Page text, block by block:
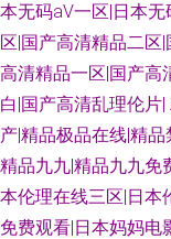
视频 51视屏 狠狠久久
拍 91超碰在线五月 另
狠狠干快播 91蝌蚪tv
欧美另类性交 久久机
本无码aⅤ一区|日本无
区|国产高清精品二区
高清精品一区|国产高
白|国产高清乱理伦片|
产|精品极品在线|精
精品九九|精品九九免
本伦理在线三区|日本
免费观看|日本妈妈电